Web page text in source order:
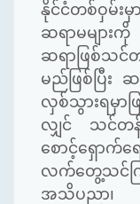
နိုင်ငံတစ်ဝှမ်း
ဆရာမများ
ဆရာဖြစ်သင်
မည်ဖြစ်ပြီး
လှစ်သွားရမှာဖ
လျှင် သင်တန်
စောင့်ရှောက်
လက်တွေ့သင်က
အသိပညာ၊ ဗ